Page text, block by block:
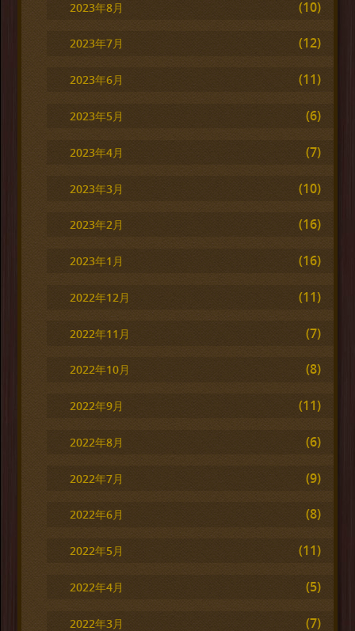
2023年8月 (10)
2023年7月 (12)
2023年6月 (11)
2023年5月 (6)
2023年4月 (7)
2023年3月 (10)
2023年2月 (16)
2023年1月 (16)
2022年12月 (11)
2022年11月 (7)
2022年10月 (8)
2022年9月 (11)
2022年8月 (6)
2022年7月 (9)
2022年6月 (8)
2022年5月 (11)
2022年4月 (5)
2022年3月 (7)